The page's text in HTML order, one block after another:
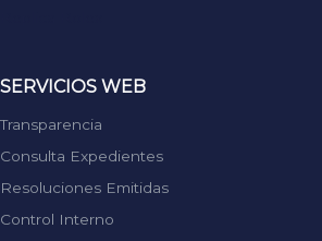
SERVICIOS WEB
Transparencia
Consulta Expedientes
Resoluciones Emitidas
Control Interno